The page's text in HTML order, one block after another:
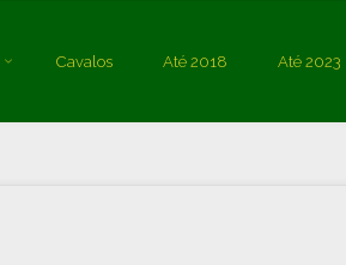
Cavalos Até 2018 Até 2023